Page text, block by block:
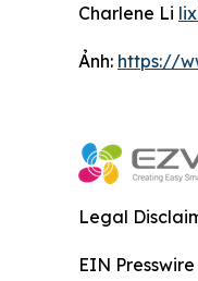
Charlene Li
Ảnh: https://
Legal
EIN